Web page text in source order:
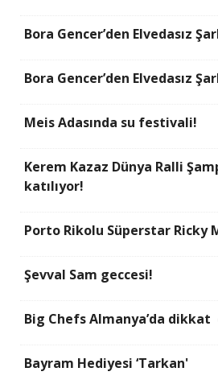
Bora Gencer’den Elvedasız
Bora Gencer’den Elvedasız
Meis Adasında su festivali!
Kerem Kazaz Dünya Ralli
katılıyor!
Porto Rikolu Süperstar Ricky
Şevval Sam geccesi!
Big Chefs Almanya’da
Bayram Hediyesi ‘Tarkan'